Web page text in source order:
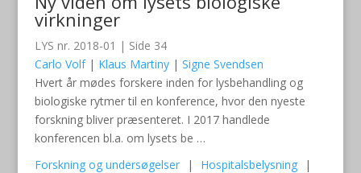
virkninger
LYS nr. 2018-01 | Side 34
Carlo Volf| Klaus Martiny| Signe Svendsen
Hvert år mødes forskere inden for lysbehandling og
biologiske rytmer til en konference, hvor den nyeste
forskning bliver præsenteret. I 2017 handlede
konferencen bl.a. om lysets be …
Forskning og undersøgelser
| Hospitalsbelysning
|